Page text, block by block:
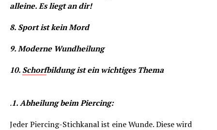
alleine. Es liegt an dir!
8. Sport ist kein Mord
9. Moderne Wundheilung
10. Schorfbildung ist ein wichtiges Thema
.1. Abheilung beim Piercing:
Jeder Piercing-Stichkanal ist eine Wunde. Diese wird